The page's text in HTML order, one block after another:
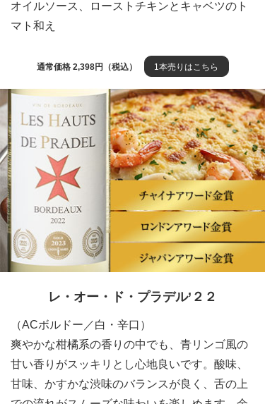
オイルソース、ローストチキンとキャベツのト
マト和え
通常価格 2,398円（税込） 1本売りはこちら
レ・オー・ド・プラデル’２２
（ACボルドー／白・辛口）
爽やかな柑橘系の香りの中でも、青リンゴ風の
甘い香りがスッキリとし心地良いです。酸味、
甘味、かすかな渋味のバランスが良く、舌の上